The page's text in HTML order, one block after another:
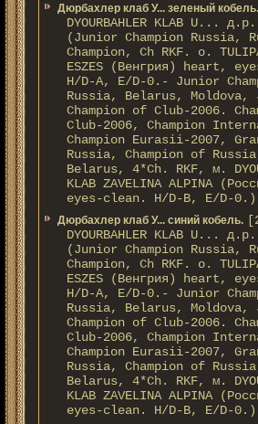
Дюрбахлер клаб У... зеленый кобель.
DYOURBAHLER KLAB U...
(Junior Champion Russia,
Champion, Ch RKF. о.
ESZES (Венгрия) heart,
H/D-A, E/D-0.- Junior
Russia, Belarus, Moldova,
Champion of Club-2006.
Club-2006, Champion
Champion Eurasii-2007,
Russia, Champion of
Belarus, 4*Ch. RKF, м.
KLAB ZAVELINA ALPINA
eyes-clean. H/D-В, E/D-0.)
Дюрбахлер клаб У... синий кобель.
DYOURBAHLER KLAB U...
(Junior Champion Russia,
Champion, Ch RKF. о.
ESZES (Венгрия) heart,
H/D-A, E/D-0.- Junior
Russia, Belarus, Moldova,
Champion of Club-2006.
Club-2006, Champion
Champion Eurasii-2007,
Russia, Champion of
Belarus, 4*Ch. RKF, м.
KLAB ZAVELINA ALPINA
eyes-clean. H/D-В, E/D-0.)